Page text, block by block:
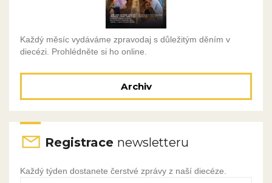
Každý měsíc vydáváme zpravodaj s důležitým děním v
diecézi. Prohlédněte si ho online.
Archiv
Registrace newsletteru
Každý týden dostanete čerstvé zprávy z naší diecéze.